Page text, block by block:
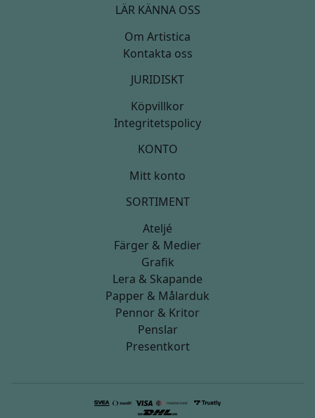
LÄR KÄNNA OSS
Om Artistica
Kontakta oss
JURIDISKT
Köpvillkor
Integritetspolicy
KONTO
Mitt konto
SORTIMENT
Ateljé
Färger & Medier
Grafik
Lera & Skapande
Papper & Målarduk
Pennor & Kritor
Penslar
Presentkort